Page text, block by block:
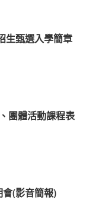
生甄選入學簡章
團體活動課程表
(影音簡報)